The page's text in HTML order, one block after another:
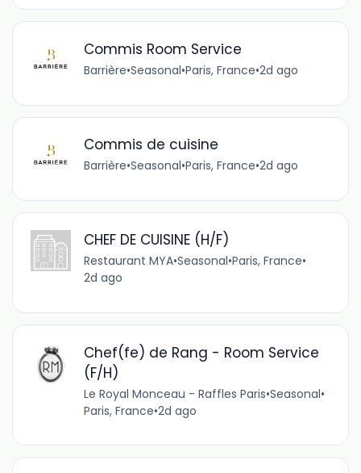
Commis Room Service
Barrière•Seasonal•Paris, France•2d ago
Commis de cuisine
Barrière•Seasonal•Paris, France•2d ago
CHEF DE CUISINE (H/F)
Restaurant MYA•Seasonal•Paris, France•
2d ago
Chef(fe) de Rang - Room Service
(F/H)
Le Royal Monceau - Raffles Paris•Seasonal•
Paris, France•2d ago